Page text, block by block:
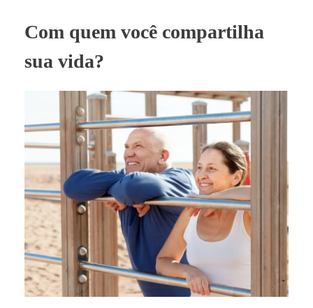
Com quem você compartilha
sua vida?